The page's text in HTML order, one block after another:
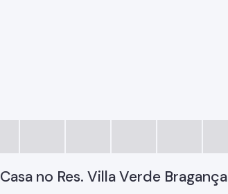
Casa no Res. Villa Verde